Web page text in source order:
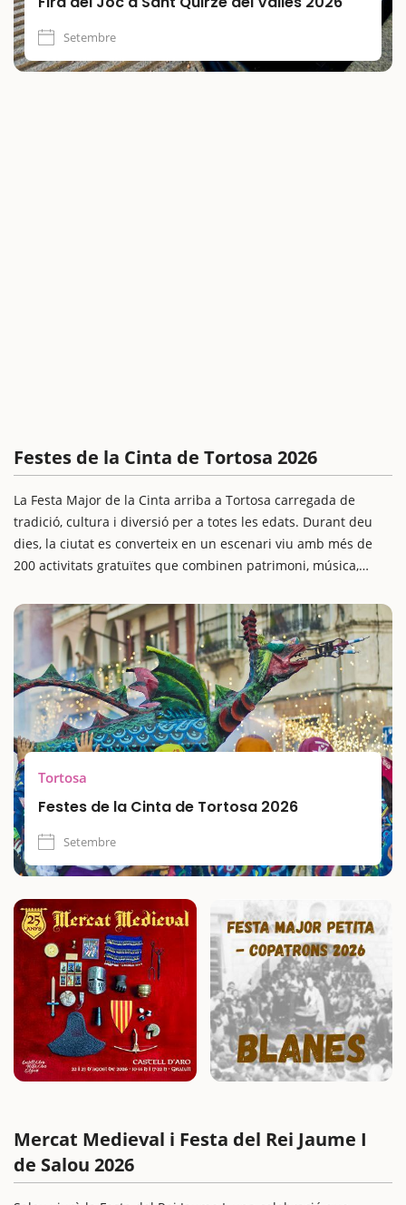
Setembre
Festes de la Cinta de Tortosa 2026
La Festa Major de la Cinta arriba a Tortosa carregada de
tradició, cultura i diversió per a totes les edats. Durant deu
dies, la ciutat es converteix en un escenari viu amb més de
200 activitats gratuïtes que combinen patrimoni, música,
Des del pregó fins als concerts, passant per espectacles
infantils, cercaviles, esports i activitats socials, la Cinta és
l’ocasió ideal per viure una autèntica escapada amb nens i
gaudir de la riquesa cultural i festiva d’aquesta ciutat
ebrenca.
Tortosa
Festes de la Cinta de Tortosa 2026
Setembre
Mercat Medieval i Festa del Rei Jaume I
de Salou 2026